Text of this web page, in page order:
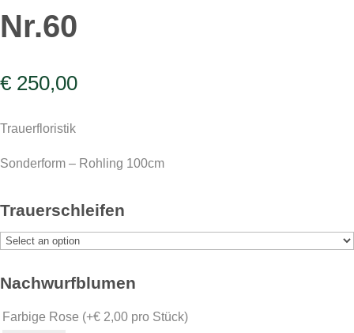
Nr.60
€ 250,00
Trauerfloristik
Sonderform – Rohling 100cm
Trauerschleifen
Nachwurfblumen
Farbige Rose (+€ 2,00 pro Stück)